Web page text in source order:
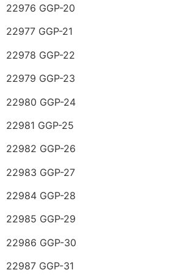
22976 GGP-20
22977 GGP-21
22978 GGP-22
22979 GGP-23
22980 GGP-24
22981 GGP-25
22982 GGP-26
22983 GGP-27
22984 GGP-28
22985 GGP-29
22986 GGP-30
22987 GGP-31